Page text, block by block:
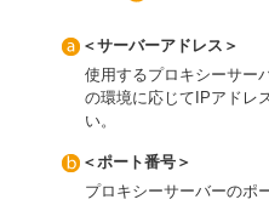
＜サーバーアドレス＞
使用するプロキシーサー
の環境に応じてIPアドレ
い。
＜ポート番号＞
プロキシーサーバーのポ